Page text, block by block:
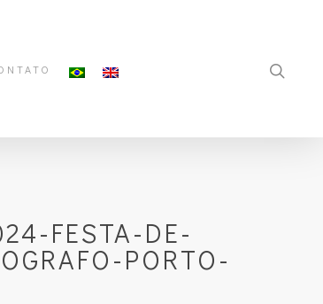
FESTA-DE-
PORTO-